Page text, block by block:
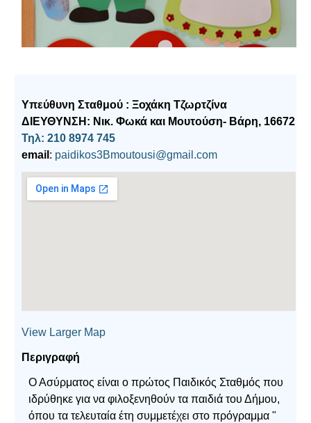
Υπεύθυνη Σταθμού : Ξοχάκη Τζωρτζίνα
ΔΙΕΥΘΥΝΣΗ: Νικ. Φωκά και Μουτούση- Βάρη, 16672
Τηλ: 210 8974 745
email : paidikos3Bmoutousi@gmail.com
View Larger Map
Περιγραφή
Ο Ασύρματος είναι ο πρώτος Παιδικός Σταθμός που
ιδρύθηκε για να φιλοξενηθούν τα παιδιά του Δήμου,
όπου τα τελευταία έτη συμμετέχει στο πρόγραμμα "